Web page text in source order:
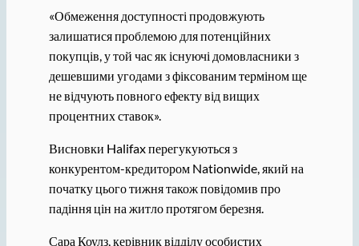
«Обмеження доступності продовжують
залишатися проблемою для потенційних
покупців, у той час як існуючі домовласники з
дешевшими угодами з фіксованим терміном ще
не відчують повного ефекту від вищих
процентних ставок».
Висновки Halifax перегукуються з
конкурентом-кредитором Nationwide, який на
початку цього тижня також повідомив про
падіння цін на житло протягом березня.
Сара Коулз, керівник відділу особистих